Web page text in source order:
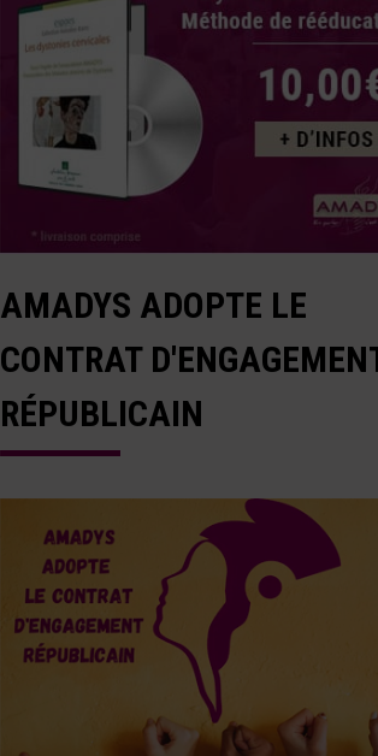
AMADYS ADOPTE LE
CONTRAT
RÉPUBLICAIN